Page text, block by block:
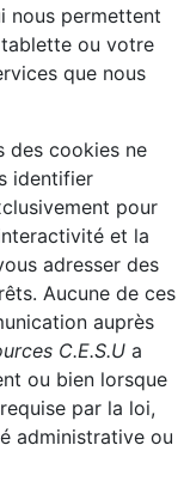
nous permettent
ou votre
que nous
des cookies ne
identifier
pour
et la
adresser des
Aucune de ces
auprès
C.E.S.U a
ou bien lorsque
par la loi,
administrative ou